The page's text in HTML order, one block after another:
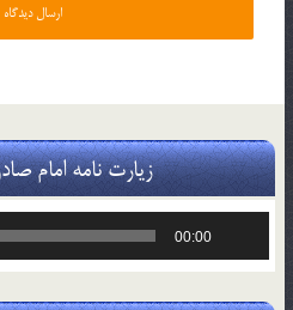
زیارت نامه امام
00:00